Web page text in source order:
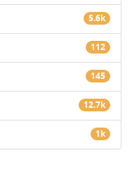
5.6k
112
145
12.7k
1k